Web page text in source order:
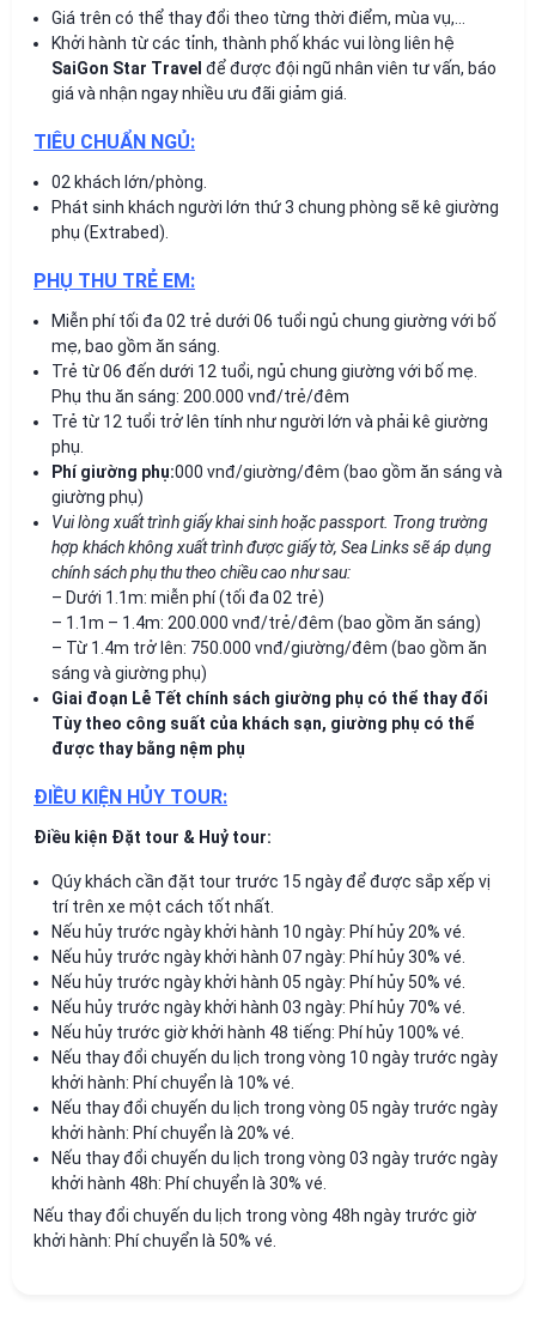
Giá trên có thể thay đổi theo từng thời điểm, mùa vụ,…
Khởi hành từ các tỉnh, thành phố khác vui lòng liên hệ
SaiGon Star Travel để được đội ngũ nhân viên tư vấn, báo
giá và nhận ngay nhiều ưu đãi giảm giá.
TIÊU CHUẨN NGỦ:
02 khách lớn/phòng.
Phát sinh khách người lớn thứ 3 chung phòng sẽ kê giường
phụ (Extrabed).
PHỤ THU TRẺ EM:
Miễn phí tối đa 02 trẻ dưới 06 tuổi ngủ chung giường với bố
mẹ, bao gồm ăn sáng.
Trẻ từ 06 đến dưới 12 tuổi, ngủ chung giường với bố mẹ.
Phụ thu ăn sáng: 200.000 vnđ/trẻ/đêm
Trẻ từ 12 tuổi trở lên tính như người lớn và phải kê giường
phụ.
Phí giường phụ:000 vnđ/giường/đêm (bao gồm ăn sáng và
giường phụ)
Vui lòng xuất trình giấy khai sinh hoặc passport. Trong trường
hợp khách không xuất trình được giấy tờ, Sea Links sẽ áp dụng
chính sách phụ thu theo chiều cao như sau:
– Dưới 1.1m: miễn phí (tối đa 02 trẻ)
– 1.1m – 1.4m: 200.000 vnđ/trẻ/đêm (bao gồm ăn sáng)
– Từ 1.4m trở lên: 750.000 vnđ/giường/đêm (bao gồm ăn
sáng và giường phụ)
Giai đoạn Lễ Tết chính sách giường phụ có thể thay đổi
Tùy theo công suất của khách sạn, giường phụ có thể
được thay bằng nệm phụ
ĐIỀU KIỆN HỦY TOUR:
Điều kiện Đặt tour & Huỷ tour:
Qúy khách cần đặt tour trước 15 ngày để được sắp xếp vị
trí trên xe một cách tốt nhất.
Nếu hủy trước ngày khởi hành 10 ngày: Phí hủy 20% vé.
Nếu hủy trước ngày khởi hành 07 ngày: Phí hủy 30% vé.
Nếu hủy trước ngày khởi hành 05 ngày: Phí hủy 50% vé.
Nếu hủy trước ngày khởi hành 03 ngày: Phí hủy 70% vé.
Nếu hủy trước giờ khởi hành 48 tiếng: Phí hủy 100% vé.
Nếu thay đổi chuyến du lịch trong vòng 10 ngày trước ngày
khởi hành: Phí chuyển là 10% vé.
Nếu thay đổi chuyến du lịch trong vòng 05 ngày trước ngày
khởi hành: Phí chuyển là 20% vé.
Nếu thay đổi chuyến du lịch trong vòng 03 ngày trước ngày
khởi hành 48h: Phí chuyển là 30% vé.
Nếu thay đổi chuyến du lịch trong vòng 48h ngày trước giờ
khởi hành: Phí chuyển là 50% vé.